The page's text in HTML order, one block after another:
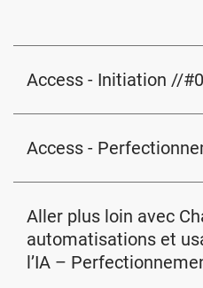
Access - Initiation //
Access -
Aller plus loin avec
automatisations et
l’IA –